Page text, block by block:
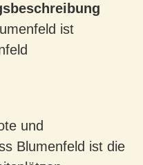
ist
und
Blumenfeld ist die